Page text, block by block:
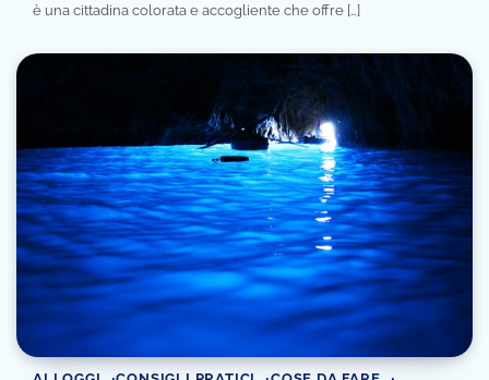
è una cittadina colorata e accogliente che offre […]